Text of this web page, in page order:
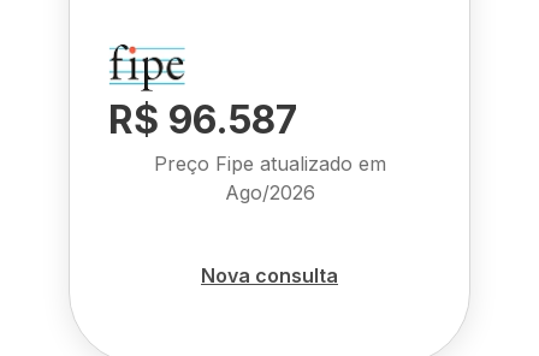
R$ 96.587
Preço Fipe atualizado em
Ago/2026
Nova consulta